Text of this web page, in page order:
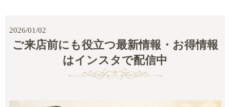
2026/01/02
ご来店前にも役立つ最新情報・お得情報
はインスタで配信中